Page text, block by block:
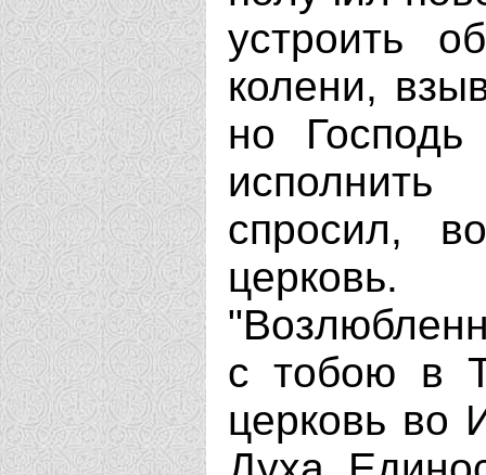
устроить
колени,
но
исполнить
спросил,
с тобою в
церковь во